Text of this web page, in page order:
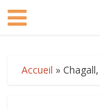
Accueil »